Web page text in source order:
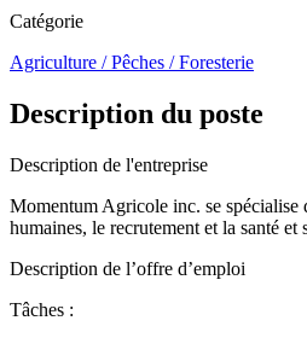
Catégorie
Agriculture / Pêches / Foresterie
Description du poste
Description de l'entreprise
Momentum Agricole inc. se spécialise
humaines, le recrutement et la santé et
Description de l’offre d’emploi
Tâches :